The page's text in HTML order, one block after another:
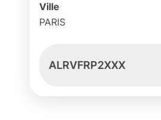
Ville
PARIS
ALRVFRP2XXX